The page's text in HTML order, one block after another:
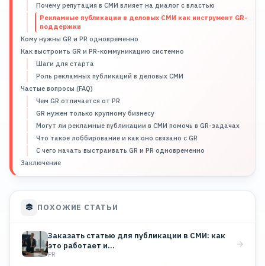
Почему репутация в СМИ влияет на диалог с властью
Рекламные публикации в деловых СМИ как инструмент GR-
поддержки
Кому нужны GR и PR одновременно
Как выстроить GR и PR-коммуникацию системно
Шаги для старта
Роль рекламных публикаций в деловых СМИ
Частые вопросы (FAQ)
Чем GR отличается от PR
GR нужен только крупному бизнесу
Могут ли рекламные публикации в СМИ помочь в GR-задачах
Что такое лоббирование и как оно связано с GR
С чего начать выстраивать GR и PR одновременно
Заключение
ПОХОЖИЕ СТАТЬИ
Заказать статью для публикации в СМИ: как
это работает и…
PR